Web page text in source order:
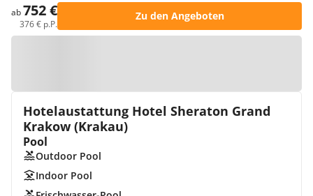
ab752 €
376 € p.P.
Zu den Angeboten
Hotelaustattung Hotel Sheraton Grand
Krakow (Krakau)
Pool
Outdoor Pool
Indoor Pool